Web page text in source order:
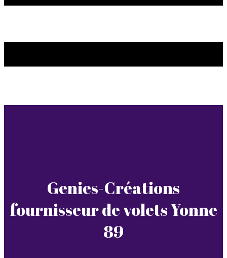
Genies-Créations
fournisseur de volets Yonne
89